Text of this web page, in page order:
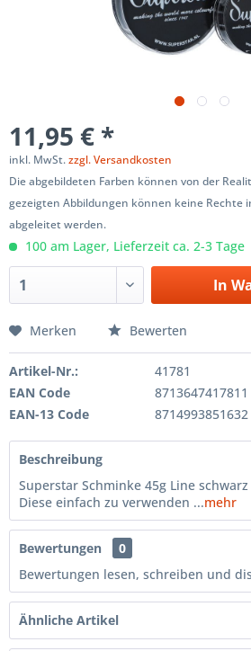
11,95 € *
inkl. MwSt.zzgl. Versandkosten
Die abgebildeten Farben können von der
gezeigten Abbildungen können keine Rechte
abgeleitet werden.
100 am Lager, Lieferzeit ca. 2-3 Tage
In
Merken Bewerten
Artikel-Nr.:
41781
EAN Code
8713647417811
EAN-13 Code
8714993851632
Beschreibung
Superstar Schminke 45g Line
Diese einfach zu verwenden ...mehr
Bewertungen
0
Bewertungen lesen, schreiben und
Ähnliche Artikel